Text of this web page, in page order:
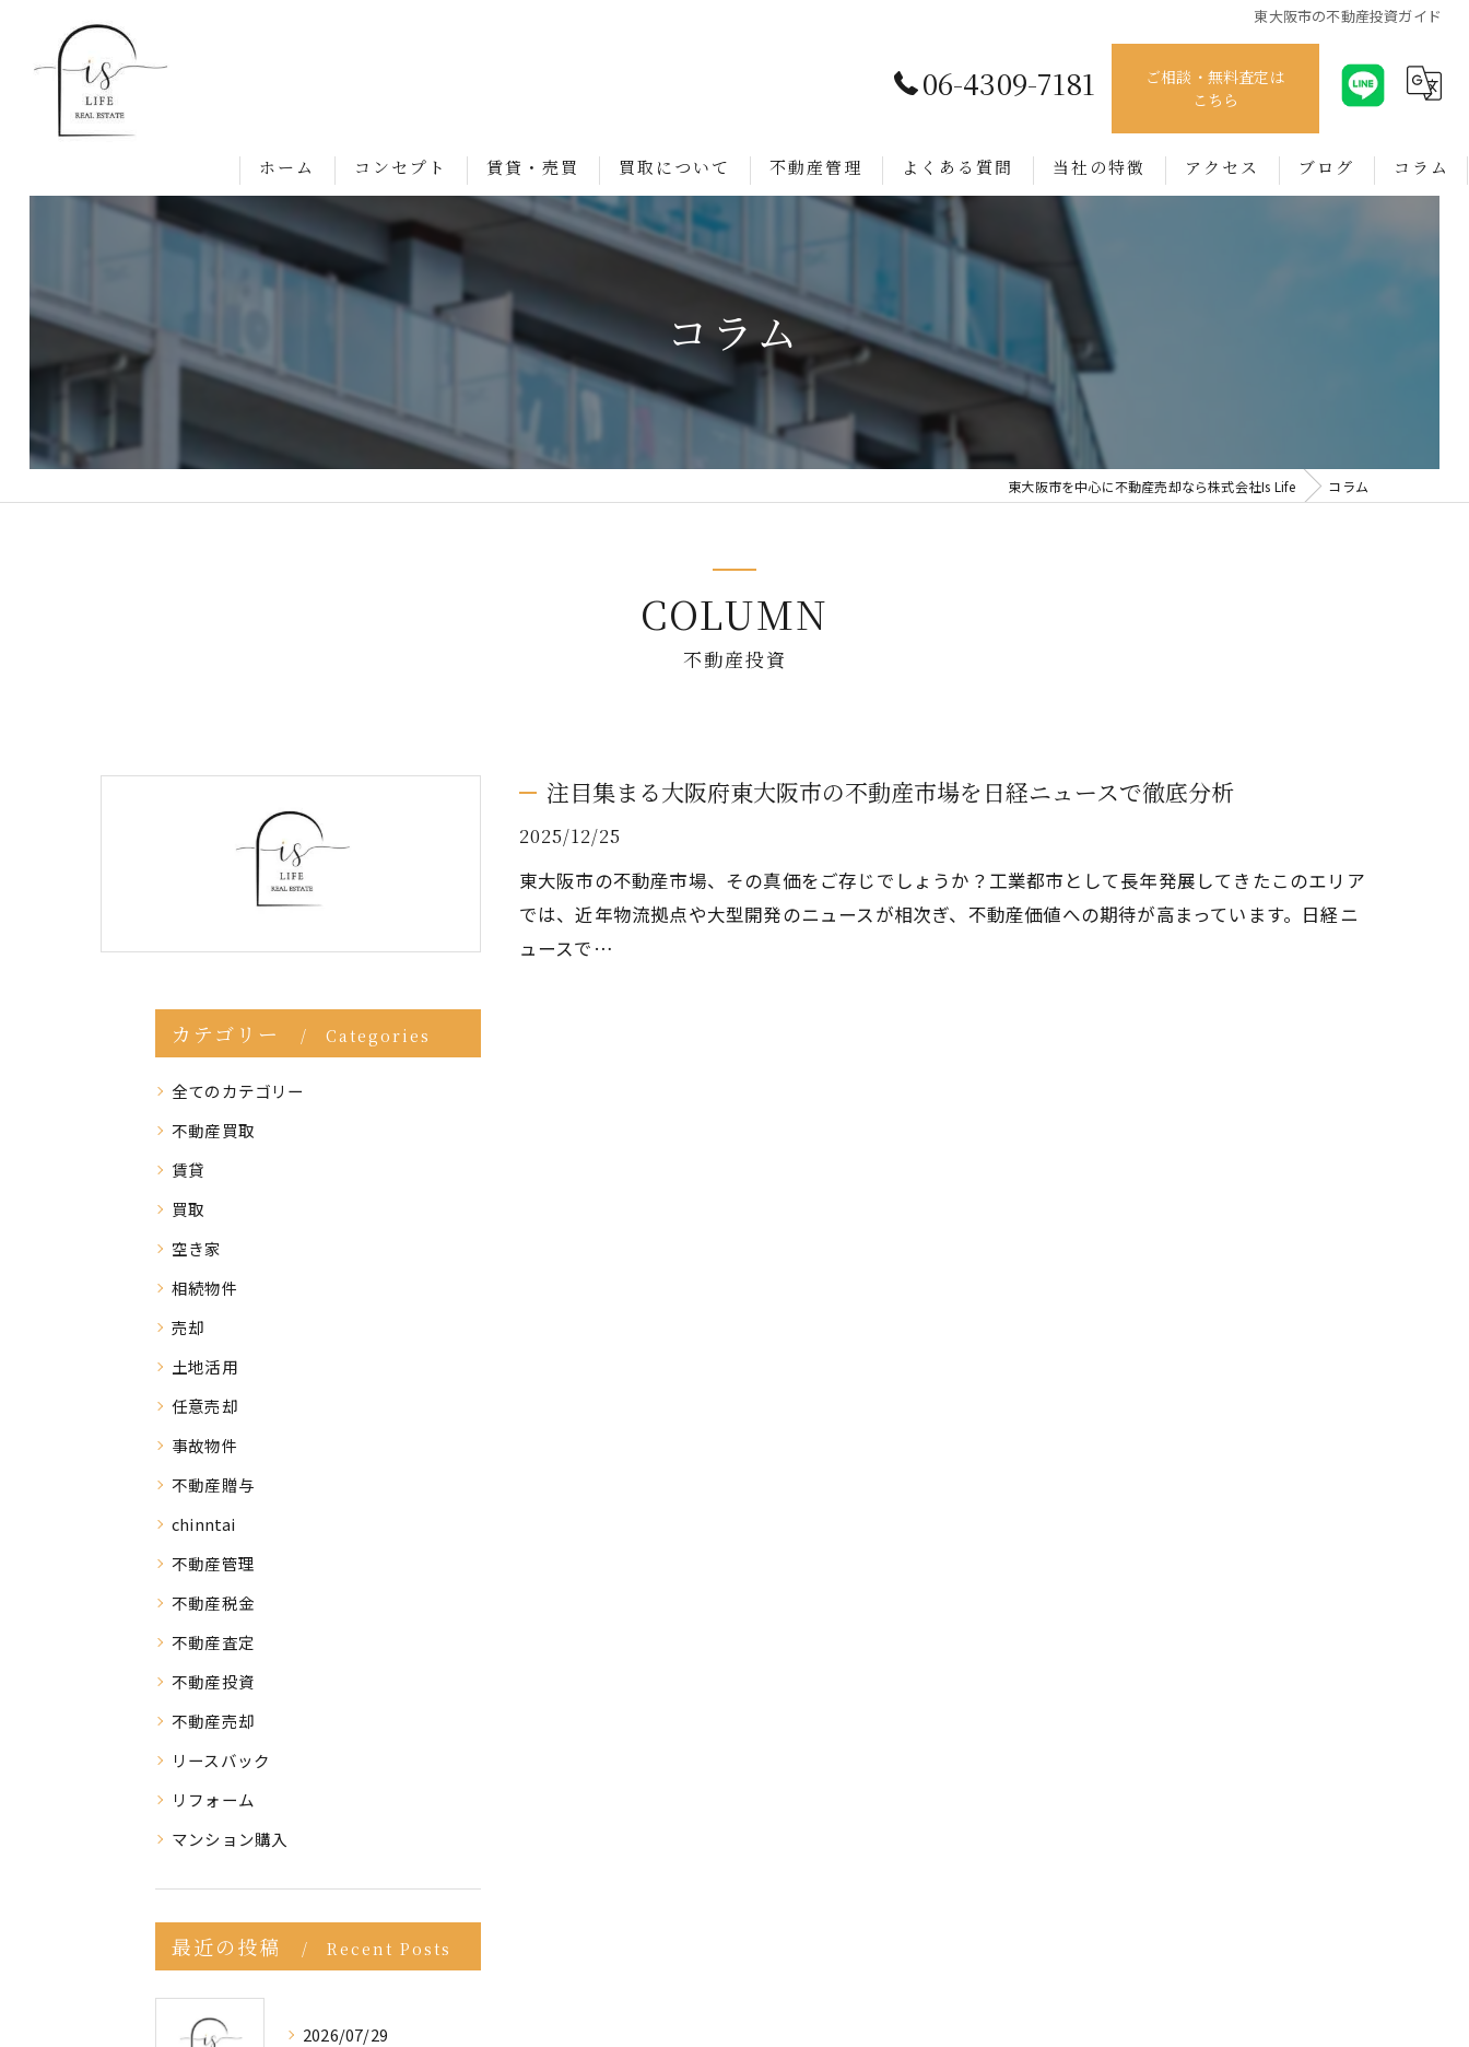
東大阪市の不動産投資ガイド
06-4309-7181
ご相談・無料査定は
こちら
ホーム コンセプト 賃貸・売買 買取について 不動産管理 よくある質問 当社の特徴
売買
賃貸
管理
相談
買取
アクセス ブログ コラム
コラム
東大阪市を中心に不動産売却なら株式会社Is Life コラム
COLUMN
不動産投資
注目集まる大阪府東大阪市の不動産市場を日経ニュースで徹底分析
2025/12/25
東大阪市の不動産市場、その真価をご存じでしょうか？工業都市として長年発展してきたこのエリア
では、近年物流拠点や大型開発のニュースが相次ぎ、不動産価値への期待が高まっています。日経ニ
ュースで…
カテゴリー Categories
全てのカテゴリー
不動産買取
賃貸
買取
空き家
相続物件
売却
土地活用
任意売却
事故物件
不動産贈与
chinntai
不動産管理
不動産税金
不動産査定
不動産投資
不動産売却
リースバック
リフォーム
マンション購入
最近の投稿 Recent Posts
2026/07/29